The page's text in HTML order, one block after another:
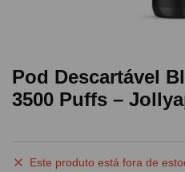
Pod Descartável
3500 Puffs –
Este produto está fora de